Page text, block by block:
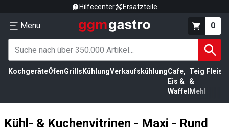
Hilfecenter Ersatzteile
Menu 0
KochgeräteÖfenGrills KühlungVerkaufskühlungCafe,
Eis &
Waffel
Teig
&
Mehl
Kühl- & Kuchenvitrinen - Maxi - Rund